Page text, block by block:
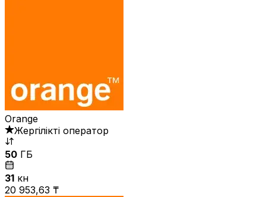
Orange
Жергілікті оператор
50 ГБ
31 күн
20 953,63 ₸